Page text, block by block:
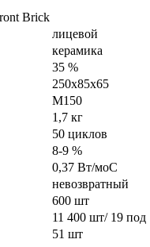
Brick
лицевой
керамика
35 %
250х85х65
М150
1,7 кг
50 циклов
8-9 %
0,37 Вт/моС
невозвратный
600 шт
11 400 шт/ 19 под
51 шт